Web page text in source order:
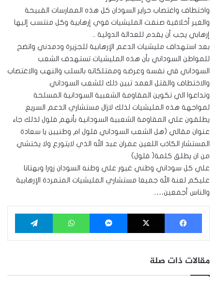
واختطاف واغتصاب حراير السودان كل هذه الممارسات القبيحة
والغير أخلاقية صنفت المليشيات قوي إرهابية وكل منتسب إليها
إرهابي يجب أن يقدم للعدالة الدولية ..
بعد استهداف مليشيات الدعم الإرهابية للجزيرة ودمدني واتضح
للمواطن السوداني بأن هذه المليشيات تستهدف الشعب
السوداني في نفسه وعرضه وممتلكاته بالسلب والنهب والاغتصاب
والاختطاف والقتل العمد تبين ذلك للشعب السوداني
وتداعوا الي تكوين المقاومة الشعبية السودانية المسلحة
لمواجهة هذه المليشيات لذلك لازال مستشاري الدعم السريع
يطلقون علي المقاومة الشعبية السودانية بأنهم فلول لذلك جاء
عنوان مقالي (هل الشعب السوداني فلول ام وطنيين يا سعادة
المستشار الكاذب اللعين عمران عبد الله الذي لايتورع ولا يختشي
من ان يطلق كلمة( فلول)
علي كل سوداني وطني غيور علي وطنه السودان زورا وبهتانا
عليكم لعنة الله جميعا مستشاري المليشيات المتمردة الإرهابية
والناس أجمعين…..
فيسبوك ‫X ماسنجر واتساب
مقالات ذات صلة